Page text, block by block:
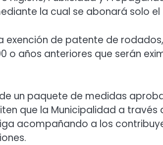
la cual se abonará solo
exención de patente de
o años anteriores que serán
un paquete de medidas
que la Municipalidad a
acompañando a los